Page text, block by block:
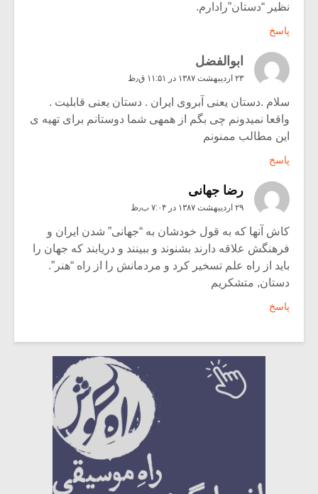
نظیر “دستان”رادارم.
پاسخ
ابوالفضل
۲۳ اردیبهشت ۱۳۸۷ در ۱۱:۵۱ ق٫ظ
سلام .دستان یعنی آبروی ایران . دستان یعنی قابلیت .
واقعا نمیدونم چی بگم از همهی شما دوستانم برای تهیه ی
این مطالب ممنونم
پاسخ
رضا جهانی
۲۹ اردیبهشت ۱۳۸۷ در ۷:۰۴ ب٫ظ
کاش آنها که به قول خودشان به “جهانی” شدن ایران و
فرهنگش علاقه دارند بشنوند و ببینند و دریابند که جهان را
باید از راه علم تسخیر کرد و مردمانش را از راه “هنر”.
دستان, متشکریم
پاسخ